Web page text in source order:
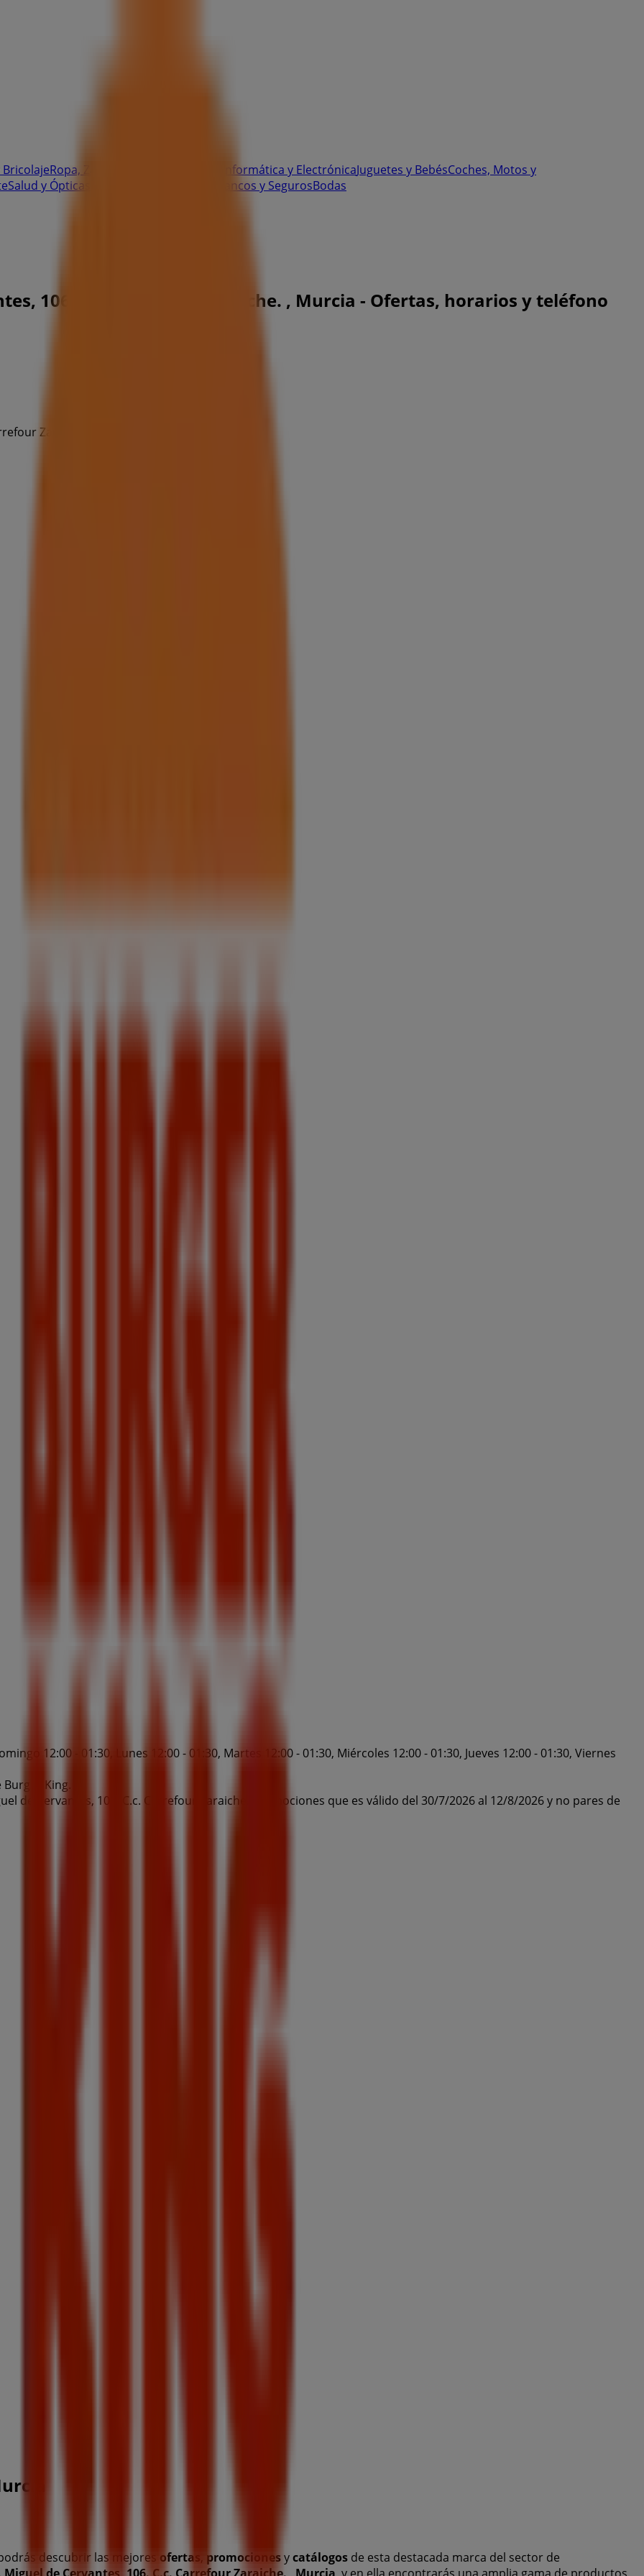
BricolajeRopa, Zapatos y Complementos Informática y ElectrónicaJuguetes y BebésCoches, Motos y
Salud y Ópticas Bancos y SegurosBodas
106. C.c. Carrefour Zaraiche. , Murcia - Ofertas, horarios y teléfono
Zaraiche.
12:00 - 01:30, Lunes 12:00 - 01:30, Martes 12:00 - 01:30, Miércoles 12:00 - 01:30, Jueves 12:00 - 01:30, Viernes
King.
de Cervantes, 106. C.c. Carrefour Zaraiche. Promociones que es válido del 30/7/2026 al 12/8/2026 y no pares de
descubrir las mejores ofertas promocionesycatálogos de esta destacada marca del sector de